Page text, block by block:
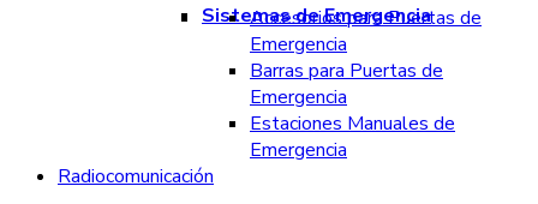
Sistemas de Emergencia
Accesorios para Puertas de
Emergencia
Barras para Puertas de
Emergencia
Estaciones Manuales de
Emergencia
Radiocomunicación